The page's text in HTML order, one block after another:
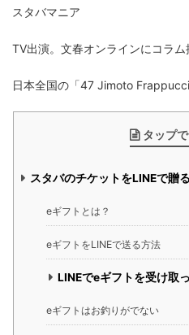
スタバマニア
TV出演。文春オンラインにコラム
日本全国の「47 Jimoto
タップ
スタバのチケットをLINEで贈
eギフトとは？
eギフトをLINEで送る方法
LINEでeギフトを受け取
eギフトはお釣りがでない